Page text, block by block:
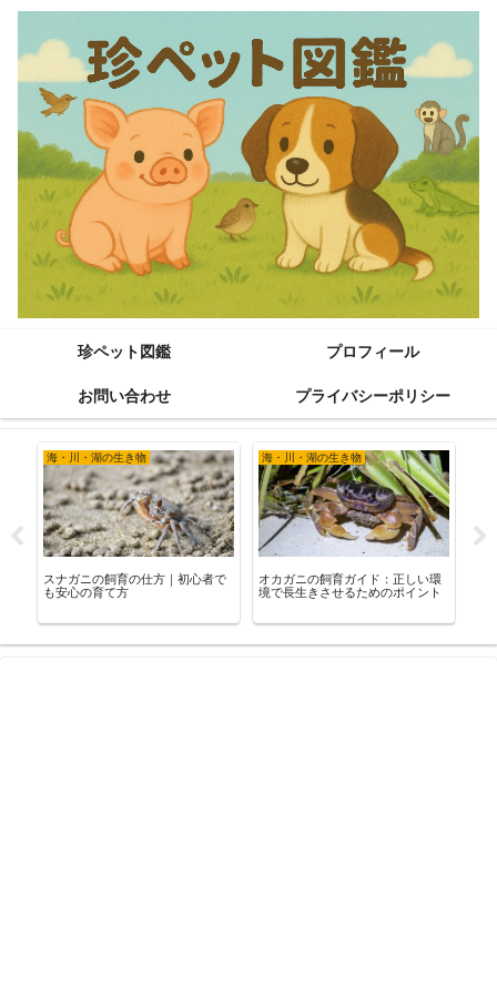
珍ペット図鑑 プロフィール
お問い合わせ プライバシーポリシー
海・川・湖の生き物
スナガニの飼育の仕方｜初心者で
も安心の育て方
海・川・湖の生き物
オカガニの飼育ガイド：正しい環
境で長生きさせるためのポイント